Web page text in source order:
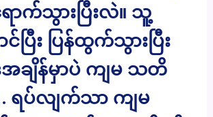
ာက်သွားပြီးလဲ။ သူ့
င်ပြီး ပြန်ထွက်သွားပြီး
ချိန်မှာပဲ ကျမ သတိ
ရပ်လျက်သာ ကျမ